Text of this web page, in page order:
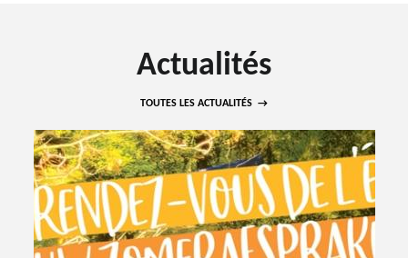
Actualités
TOUTES LES ACTUALITÉS